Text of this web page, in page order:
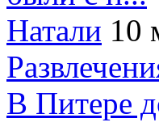
Натали 10
В Питере